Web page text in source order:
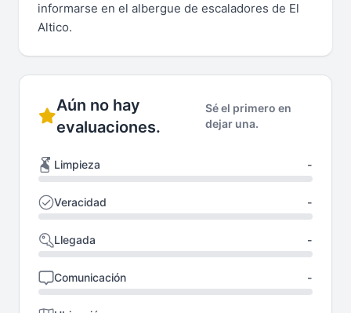
informarse en el albergue de escaladores de El
Altico.
Aún no hay
evaluaciones.
Sé el primero en
dejar una.
Limpieza -
Veracidad -
Llegada -
Comunicación -